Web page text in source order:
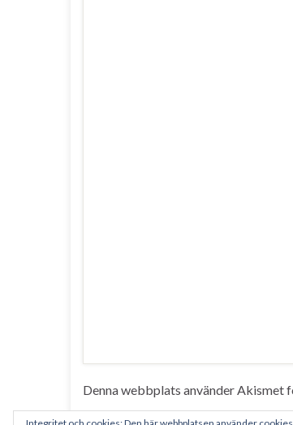
Denna webbplats använder Akismet